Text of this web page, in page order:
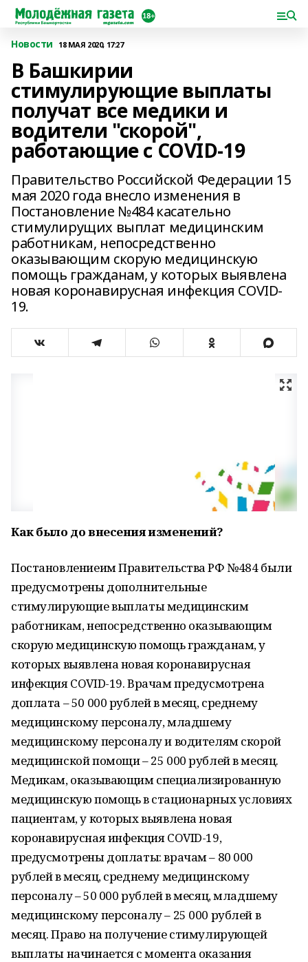
Новости 18 МАЯ 2020, 17:27
В Башкирии
стимулирующие выплаты
получат все медики и
водители "скорой",
работающие с COVID-19
Правительство Российской Федерации 15
мая 2020 года внесло изменения в
Постановление №484 касательно
стимулирущих выплат медицинским
работникам, непосредственно
оказывающим скорую медицинскую
помощь гражданам, у которых выявлена
новая коронавирусная инфекция COVID-
19.
Как было до внесения изменений?
Постановлениеим Правительства РФ №484 были
предусмотрены дополнительные
стимулирующие выплаты медицинским
работникам, непосредственно оказывающим
скорую медицинскую помощь гражданам, у
которых выявлена новая коронавирусная
инфекция COVID-19. Врачам предусмотрена
доплата – 50 000 рублей в месяц, среднему
медицинскому персоналу, младшему
медицинскому персоналу и водителям скорой
медицинской помощи – 25 000 рублей в месяц.
Медикам, оказывающим специализированную
медицинскую помощь в стационарных условиях
пациентам, у которых выявлена новая
коронавирусная инфекция COVID-19,
предусмотрены доплаты: врачам – 80 000
рублей в месяц, среднему медицинскому
персоналу – 50 000 рублей в месяц, младшему
медицинскому персоналу – 25 000 рублей в
месяц. Право на получение стимулирующей
выплаты начинается с момента оказания